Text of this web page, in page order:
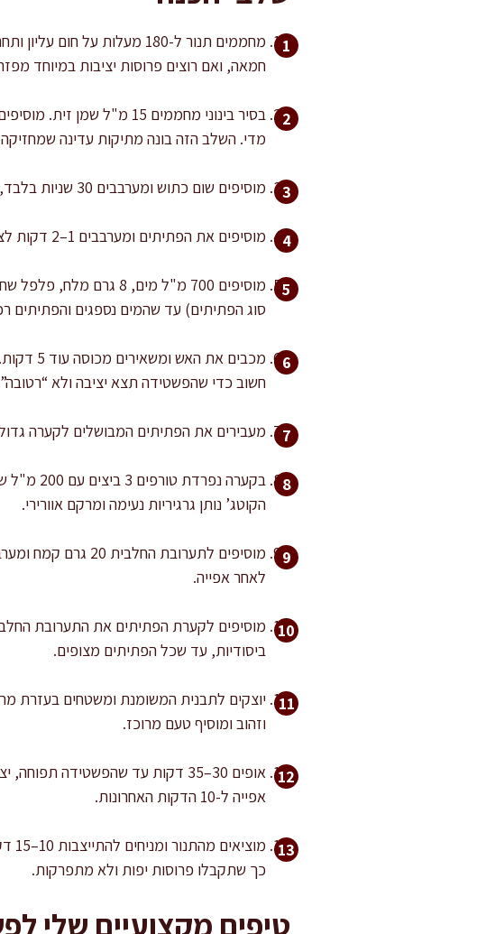
חמאה, ואם רוצים פרוסות יציבות במיוחד מפזרים גם 30 גרם פירורי לחם לציפוי אחיד על
מדי. השלב הזה בונה מתיקות עדינה
מוסיפים שום כתוש ומערבבים 30 שניות בלבד, רק עד שעולה ריח. שום שנשרף נותן מרירות, לכן עובדים קצר ומהר.
מוסיפים את הפתיתים ומערבבים 1–2 דקות לציפוי בשמן ותבלינים. זה טוסטינג עדין שמעמיק טעם ונותן פתיתים פחות דביקים בהמשך.
סוג הפתיתים) עד שהמים נספגים והפתיתים
מכבים
חשוב כדי שהפשטידה תצא יציבה ולא
מעבירים את הפתיתים המבושלים לקערה גדולה ומניחים להם להתקרר 5–7 דקות.
הקוטג’ נותן גרגיריות נעימה ומרקם אוורירי.
מוסיפים לתערובת
לאחר אפייה.
ביסודיות, עד שכל הפתיתים מצופים.
וזהוב ומוסיף טעם מרוכז.
אופים 30–35 דקות עד שהפשטידה
אפייה ל-10 הדקות האחרונות.
כך שתקבלו פרוסות יפות ולא מתפרקות.
טיפים מקצועיים שלי